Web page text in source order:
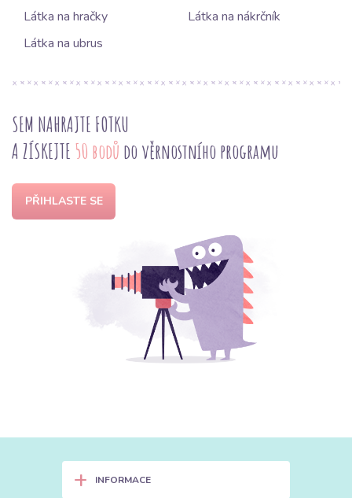
Látka na hračky
Látka na nákrčník
Látka na ubrus
SEM NAHRAJTE FOTKU
A ZÍSKEJTE 50 bodů do věrnostního programu
PŘIHLASTE SE
+ INFORMACE